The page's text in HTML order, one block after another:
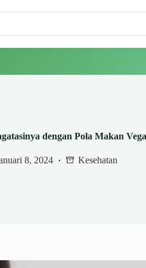
dengan Pola Makan
8, 2024 Kesehatan